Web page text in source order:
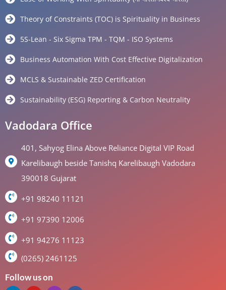
Theory of Constraints (TOC) is Spirituality in Business
5S-Lean - Six Sigma TPM - TQM - ISO Systems
Business Automation With Cost Effective Digitalization
MCLS & Sustainable ZED Certification
Sustainability (ESG) Reporting & Carbon Neutrality
Vadodara Office
401, Sahyog Elina Above Reliance Digital VIP Road
Karelibaugh beside Tanishq Karelibaugh Vadodara
390018 Gujarat
+91 98240 11121
+91 97390 12006
+91 94276 11123
(0265) 2461125
Follow us on